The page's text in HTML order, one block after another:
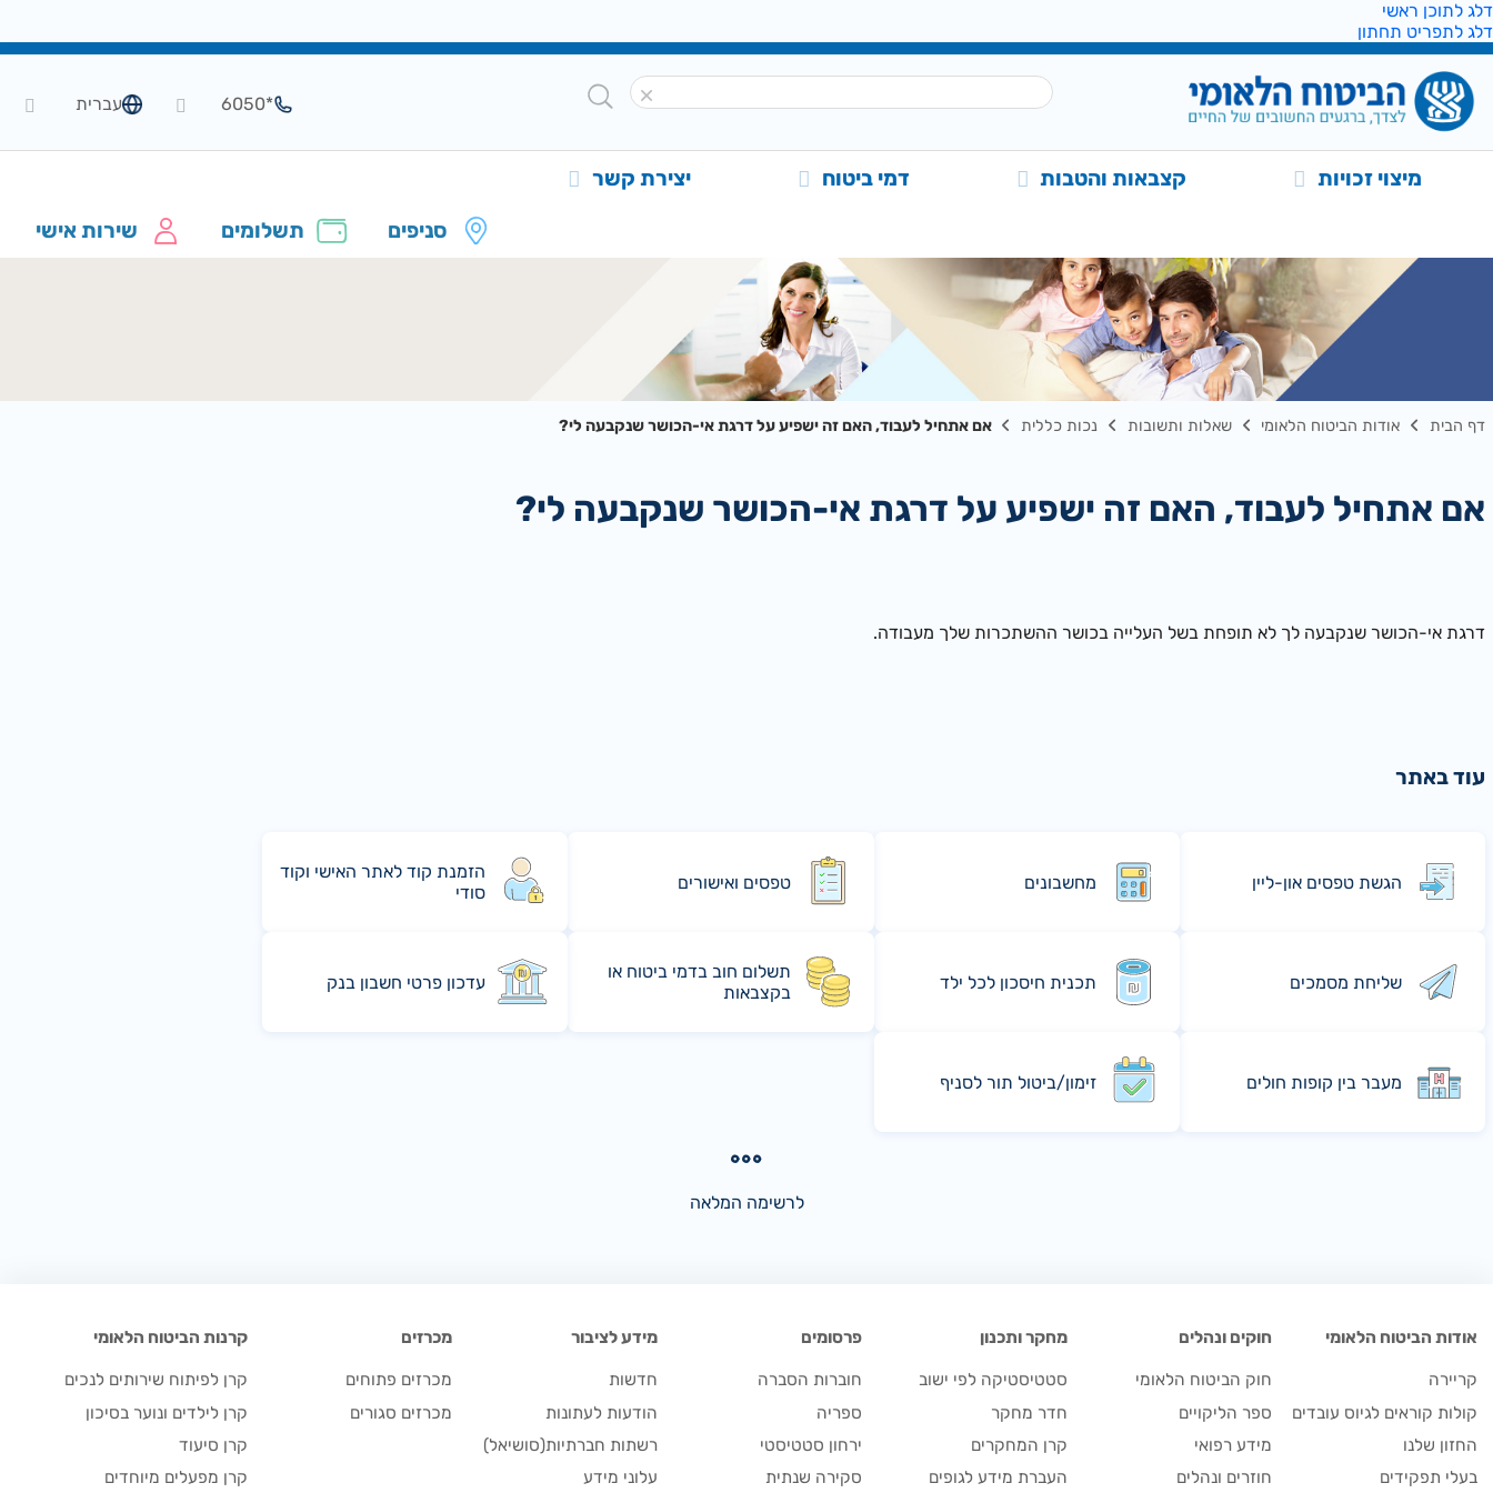
דלג לתוכן ראשי
דלג לתפריט תחתון
עברית *6050
מיצוי זכויות קצבאות והטבות דמי ביטוח יצירת קשר
סניפים תשלומים שירות אישי
דף הבית אודות הביטוח הלאומי שאלות ותשובות נכות כללית אם אתחיל לעבוד, האם זה ישפיע על דרגת אי-הכושר שנקבעה לי?
אם אתחיל לעבוד, האם זה ישפיע על דרגת אי-הכושר שנקבעה לי?
דרגת אי-הכושר שנקבעה לך לא תופחת בשל העלייה בכושר ההשתכרות שלך מעבודה.​
עוד באתר
הגשת טפסים און-ליין מחשבונים טפסים ואישורים
הזמנת קוד לאתר האישי וקוד
סודי
שליחת מסמכים תכנית חיסכון לכל ילד
תשלום חוב בדמי ביטוח או
בקצבאות
עדכון פרטי חשבון בנק
מעבר בין קופות חולים זימון/ביטול תור לסניף
לרשימה המלאה
אודות הביטוח הלאומי
קריירה
קולות קוראים לגיוס עובדים
החזון שלנו
בעלי תפקידים
חוקים ונהלים
חוק הביטוח הלאומי
ספר הליקויים
מידע רפואי
חוזרים ונהלים
מחקר ותכנון
סטטיסטיקה לפי ישוב
חדר מחקר
קרן המחקרים
העברת מידע לגופים
פרסומים
חוברות הסברה
ספריה
ירחון סטטיסטי
סקירה שנתית
מידע לציבור
חדשות
הודעות לעתונות
רשתות חברתיות(סושיאל)
עלוני מידע
מכרזים
מכרזים פתוחים
מכרזים סגורים
קרנות הביטוח הלאומי
קרן לפיתוח שירותים לנכים
קרן לילדים ונוער בסיכון
קרן סיעוד
קרן מפעלים מיוחדים